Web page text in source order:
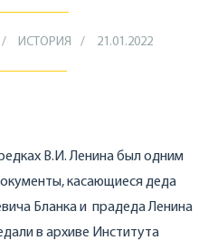
ИСТОРИЯ 21.01.2022
В.И. Ленина был одним
касающиеся деда
Бланка и прадеда Ленина
в архиве Института